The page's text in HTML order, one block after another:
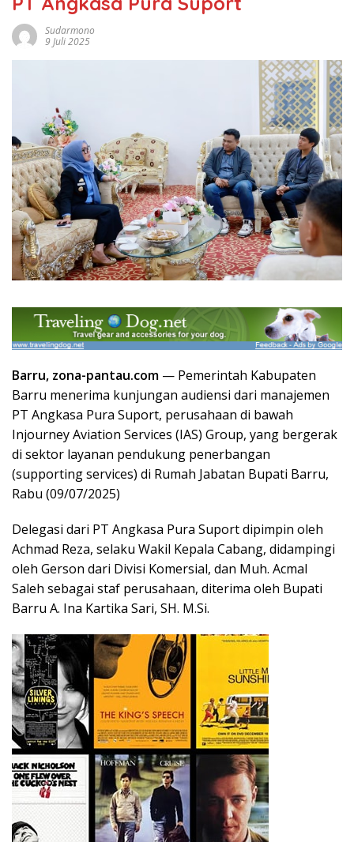
Sudarmono
9 Juli 2025
Barru, zona-pantau.com — Pemerintah Kabupaten
Barru menerima kunjungan audiensi dari manajemen
PT Angkasa Pura Suport, perusahaan di bawah
Injourney Aviation Services (IAS) Group, yang bergerak
di sektor layanan pendukung penerbangan
(supporting services) di Rumah Jabatan Bupati Barru,
Rabu (09/07/2025)
Delegasi dari PT Angkasa Pura Suport dipimpin oleh
Achmad Reza, selaku Wakil Kepala Cabang, didampingi
oleh Gerson dari Divisi Komersial, dan Muh. Acmal
Saleh sebagai staf perusahaan, diterima oleh Bupati
Barru A. Ina Kartika Sari, SH. M.Si.